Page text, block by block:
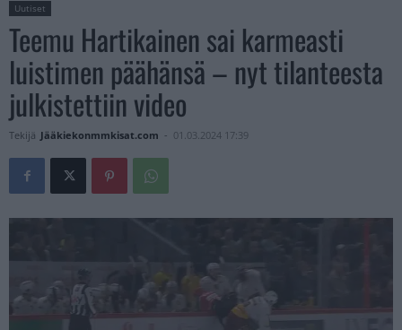
Uutiset
Teemu Hartikainen sai karmeasti
luistimen päähänsä – nyt tilanteesta
julkistettiin video
Tekijä Jääkiekonmmkisat.com - 01.03.2024 17:39